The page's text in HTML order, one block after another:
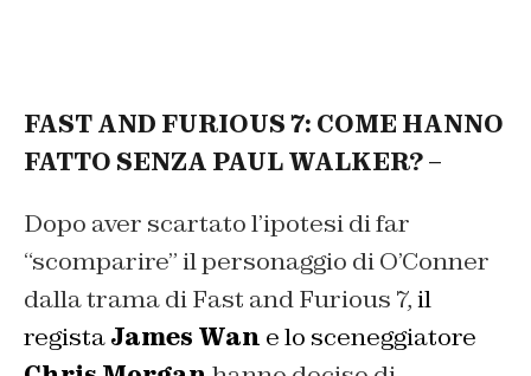
FAST AND FURIOUS 7: COME HANNO
FATTO SENZA PAUL WALKER? –
Dopo aver scartato l’ipotesi di far
“scomparire” il personaggio di O’Conner
dalla trama di Fast and Furious 7,il
registaJames Wan e lo sceneggiatore